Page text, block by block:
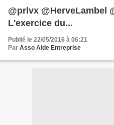
@prlvx @HerveLambel
L'exercice du...
Publié le 22/05/2016 à 06:21
Par Asso Aide Entreprise